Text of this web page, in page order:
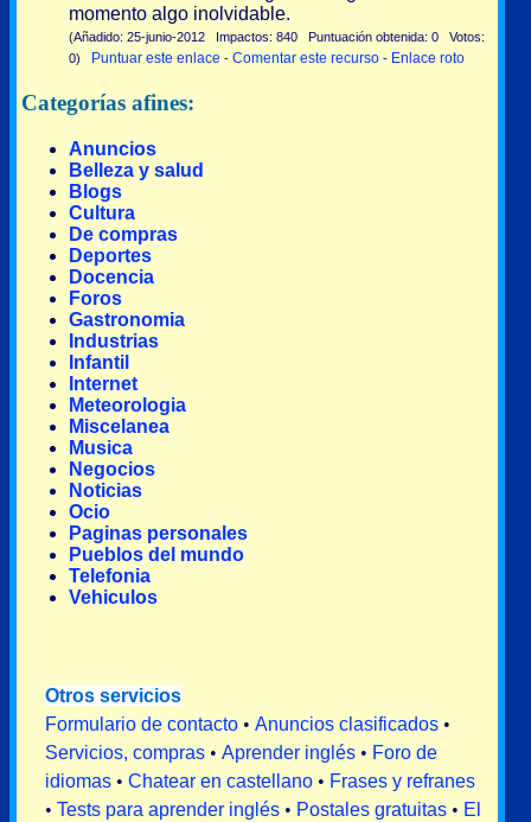
momento algo inolvidable.
(Añadido: 25-junio-2012 Impactos: 840 Puntuación obtenida: 0 Votos:
0)
Puntuar este enlace - Comentar este recurso - Enlace roto
Categorías afines:
Anuncios
Belleza y salud
Blogs
Cultura
De compras
Deportes
Docencia
Foros
Gastronomia
Industrias
Infantil
Internet
Meteorologia
Miscelanea
Musica
Negocios
Noticias
Ocio
Paginas personales
Pueblos del mundo
Telefonia
Vehiculos
Otros servicios
Formulario de contacto • Anuncios clasificados •
Servicios, compras • Aprender inglés • Foro de
idiomas • Chatear en castellano • Frases y refranes
• Tests para aprender inglés • Postales gratuitas • El